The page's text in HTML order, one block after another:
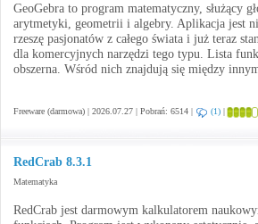
GeoGebra to program matematyczny, służący
arytmetyki, geometrii i algebry. Aplikacja jest
rzeszę pasjonatów z całego świata i już teraz
dla komercyjnych narzędzi tego typu. Lista
obszerna. Wśród nich znajdują się między
Freeware (darmowa) | 2026.07.27 | Pobrań: 6514 | (1) |
RedCrab 8.3.1
Matematyka
RedCrab jest darmowym kalkulatorem